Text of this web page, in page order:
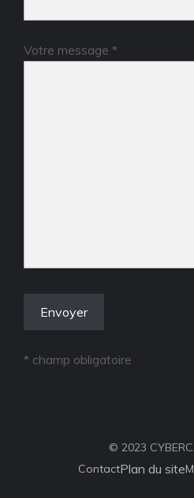
Votre message *
* champ obligatoire
© 2023
ContactPlan du site